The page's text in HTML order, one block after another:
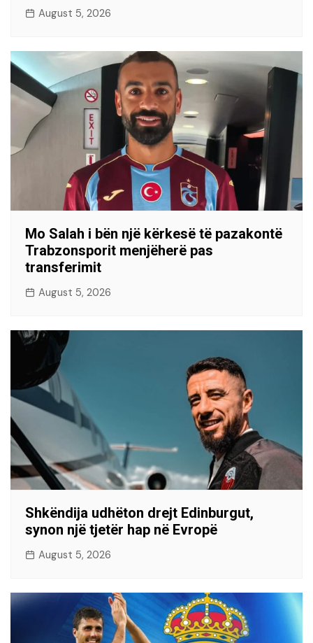
August 5, 2026
Mo Salah i bën një kërkesë të pazakontë
Trabzonsporit menjëherë pas
transferimit
August 5, 2026
Shkëndija udhëton drejt Edinburgut,
synon një tjetër hap në Evropë
August 5, 2026